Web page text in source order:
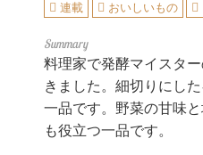
連載 おいしいもの
料理家で発酵マイスター
きました。細切りにし
一品です。野菜の甘味
も役立つ一品です。